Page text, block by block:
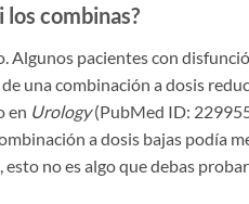
los combinas?
Algunos pacientes con
una combinación a dosis
en Urology(PubMed ID:
a dosis bajas podía
no es algo que debas